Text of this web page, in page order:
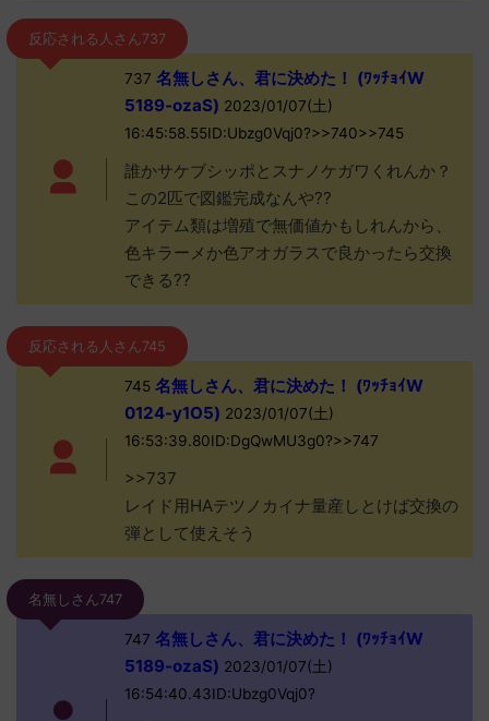
反応される人さん737
737 名無しさん、君に決めた！ (ﾜｯﾁｮｲW
5189-ozaS) 2023/01/07(土)
16:45:58.55ID:Ubzg0Vqj0?>>740>>745
誰かサケブシッポとスナノケガワくれんか？
この2匹で図鑑完成なんや??
アイテム類は増殖で無価値かもしれんから、
色キラーメか色アオガラスで良かったら交換
できる??
反応される人さん745
745名無しさん、君に決めた！ (ﾜｯﾁｮｲW
0124-y1O5) 2023/01/07(土)
16:53:39.80ID:DgQwMU3g0?>>747
>>737
レイド用HAテツノカイナ量産しとけば交換の
弾として使えそう
名無しさん747
747 名無しさん、君に決めた！ (ﾜｯﾁｮｲW
5189-ozaS) 2023/01/07(土)
16:54:40.43ID:Ubzg0Vqj0?